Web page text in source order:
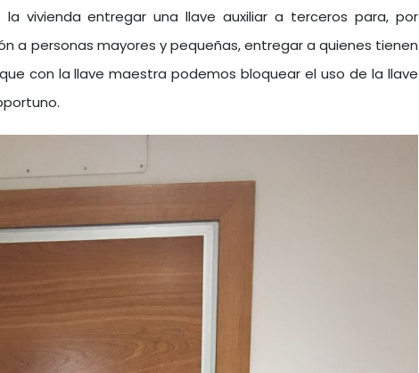
vivienda entregar una llave auxiliar a terceros para, por
a personas mayores y pequeñas, entregar a quienes tienen
con la llave maestra podemos bloquear el uso de la llave